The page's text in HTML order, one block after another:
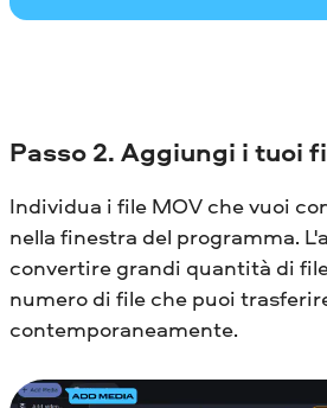
Passo 2. Aggiungi i tuoi
Individua i file MOV che vuoi
nella finestra del programma.
convertire grandi quantità di
numero di file che puoi
contemporaneamente.